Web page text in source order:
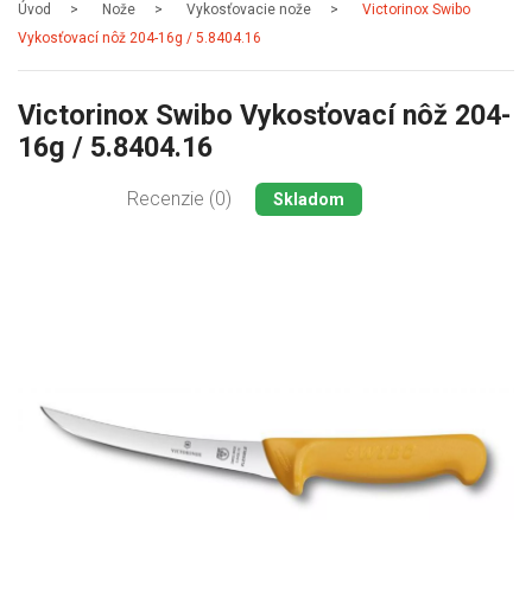
Úvod Nože Vykosťovacie nože
Victorinox Swibo
Vykosťovací nôž 204-16g / 5.8404.16
Victorinox Swibo Vykosťovací nôž 204-
16g / 5.8404.16
Recenzie (0) Skladom